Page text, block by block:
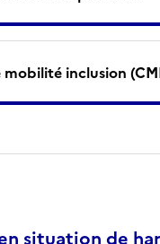
inclusion
situation de